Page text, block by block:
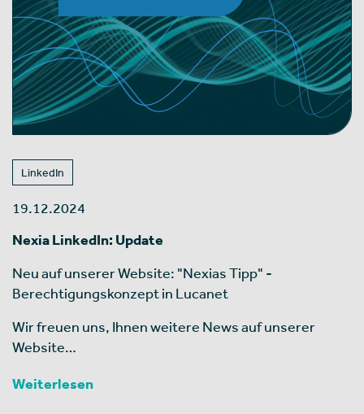
LinkedIn
19.12.2024
Nexia LinkedIn: Update
Neu auf unserer Website: "Nexias Tipp" -
Berechtigungskonzept in Lucanet
Wir freuen uns, Ihnen weitere News auf unserer
Website…
Weiterlesen